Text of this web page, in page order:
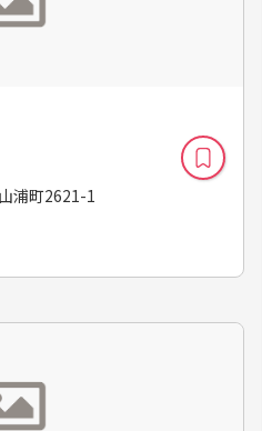
浦町2621-1